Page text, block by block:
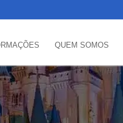
QUEM SOMOS